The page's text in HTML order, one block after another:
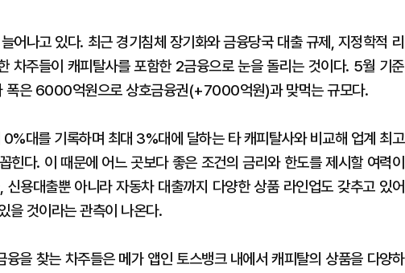
어나고 있다. 최근 경기침체 장기화와 금융당국 대출 규제, 지정학적 리
차주들이 캐피탈사를 포함한 2금융으로 눈을 돌리는 것이다. 5월 기준
폭은 6000억원으로 상호금융권(+7000억원)과 맞먹는 규모다.
대를 기록하며 최대 3%대에 달하는 타 캐피탈사와 비교해 업계 최고
힌다. 이 때문에 어느 곳보다 좋은 조건의 금리와 한도를 제시할 여력이
용대출뿐 아니라 자동차 대출까지 다양한 상품 라인업도 갖추고 있어
을 것이라는 관측이 나온다.
을 찾는 차주들은 메가 앱인 토스뱅크 내에서 캐피탈의 상품을 다양하